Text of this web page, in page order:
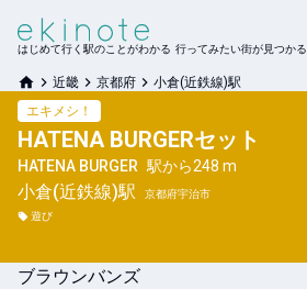
はじめて行く駅のことがわかる 行ってみたい街が見つかる
近畿 京都府 小倉(近鉄線)駅
エキメシ！
HATENA BURGERセット
HATENA BURGER 駅から248 m
小倉(近鉄線)駅
京都府宇治市
遊び
ブラウンバンズ